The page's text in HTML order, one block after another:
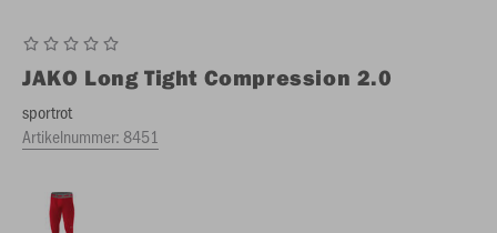
JAKO Long Tight Compression 2.0
sportrot
Artikelnummer:8451